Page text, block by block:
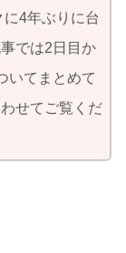
4年ぶりに台
では2日目か
いてまとめて
せてご覧くだ